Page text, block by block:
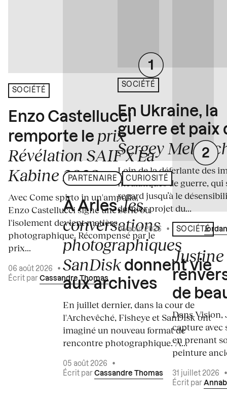
SOCIÉTÉ
Enzo Castellucci
remporte le prix
Révélation SAIF x La
Kabine 2026
Avec Come spirto in un'ampolla,
Enzo Castellucci signe une série où
l'isolement devient matière
photographique. Récompensé par le
prix...
06 août 2026
•
Écrit par Cassandre Thomas
PARTENAIRE CURIOSITÉ
À Arles,les
conversations
photographiques
SanDisk donnent vie
aux archives
En juillet dernier, dans la cour de
l'Archevêché, Fisheye et SanDisk ont
imaginé un nouveau format de
rencontre photographique. À...
05 août 2026
•
Écrit par Cassandre Thomas
SOCIÉTÉ
En Ukraine, la
guerre et paix
Sergey
Loin de la déferlante des
médiatiques de guerre, qui
regard jusqu’à le
dernier projet du...
04 août 2026 • Écrit par
SOCIÉTÉ
de
Dans
capture avec
en prenant
peinture
31 juillet 2026
Écrit par